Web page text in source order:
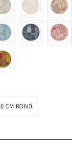
uw afmeting
CM ROND